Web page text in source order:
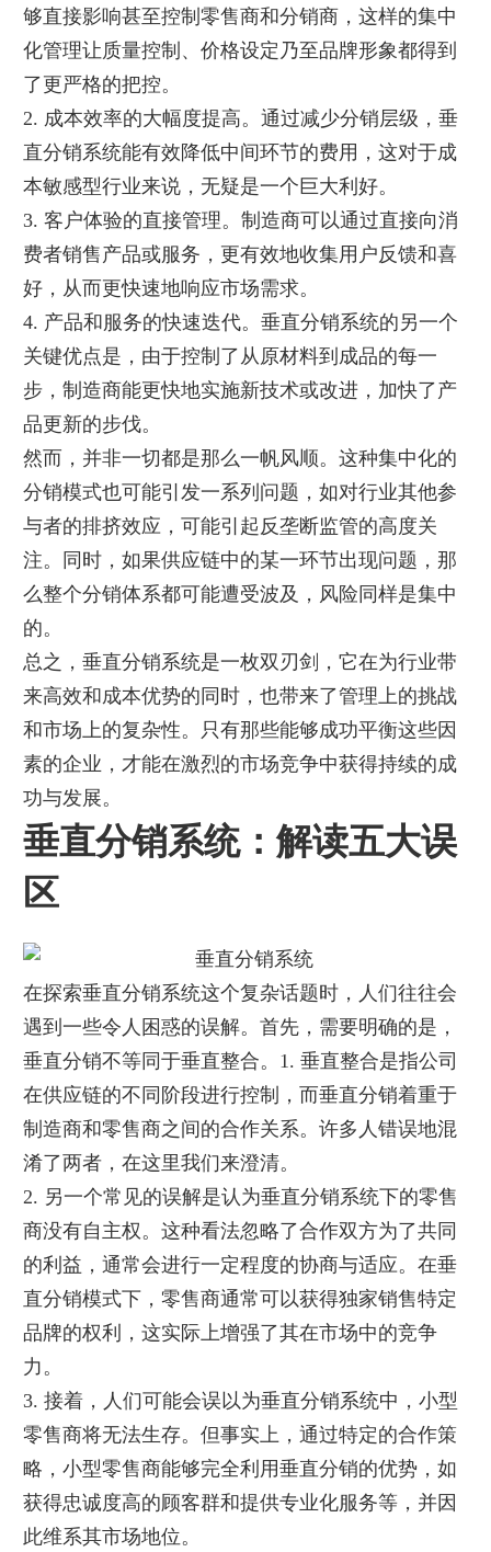
够直接影响甚至控制零售商和分销商，这样的集中
化管理让质量控制、价格设定乃至品牌形象都得到
了更严格的把控。
2. 成本效率的大幅度提高。通过减少分销层级，垂
直分销系统能有效降低中间环节的费用，这对于成
本敏感型行业来说，无疑是一个巨大利好。
3. 客户体验的直接管理。制造商可以通过直接向消
费者销售产品或服务，更有效地收集用户反馈和喜
好，从而更快速地响应市场需求。
4. 产品和服务的快速迭代。垂直分销系统的另一个
关键优点是，由于控制了从原材料到成品的每一
步，制造商能更快地实施新技术或改进，加快了产
品更新的步伐。
然而，并非一切都是那么一帆风顺。这种集中化的
分销模式也可能引发一系列问题，如对行业其他参
与者的排挤效应，可能引起反垄断监管的高度关
注。同时，如果供应链中的某一环节出现问题，那
么整个分销体系都可能遭受波及，风险同样是集中
的。
总之，垂直分销系统是一枚双刃剑，它在为行业带
来高效和成本优势的同时，也带来了管理上的挑战
和市场上的复杂性。只有那些能够成功平衡这些因
素的企业，才能在激烈的市场竞争中获得持续的成
功与发展。
垂直分销系统：解读五大误
区
在探索垂直分销系统这个复杂话题时，人们往往会
遇到一些令人困惑的误解。首先，需要明确的是，
垂直分销不等同于垂直整合。1. 垂直整合是指公司
在供应链的不同阶段进行控制，而垂直分销着重于
制造商和零售商之间的合作关系。许多人错误地混
淆了两者，在这里我们来澄清。
2. 另一个常见的误解是认为垂直分销系统下的零售
商没有自主权。这种看法忽略了合作双方为了共同
的利益，通常会进行一定程度的协商与适应。在垂
直分销模式下，零售商通常可以获得独家销售特定
品牌的权利，这实际上增强了其在市场中的竞争
力。
3. 接着，人们可能会误以为垂直分销系统中，小型
零售商将无法生存。但事实上，通过特定的合作策
略，小型零售商能够完全利用垂直分销的优势，如
获得忠诚度高的顾客群和提供专业化服务等，并因
此维系其市场地位。